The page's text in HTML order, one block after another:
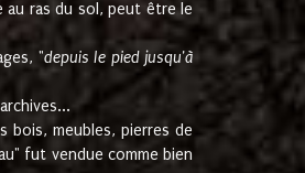
au ras du sol, peut être le
"depuis le pied jusqu'à
bois, meubles, pierres de
fut vendue comme bien